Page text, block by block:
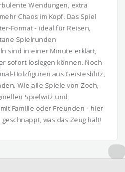
Wendungen, extra
Chaos im Kopf. Das Spiel
Format - ideal für Reisen,
Spielrunden
sind in einer Minute erklärt,
sofort loslegen können. Noch
Holzfiguren aus Geistesblitz,
Wie alle Spiele von Zoch,
Spielwitz und
Familie oder Freunden - hier
was das Zeug hält!